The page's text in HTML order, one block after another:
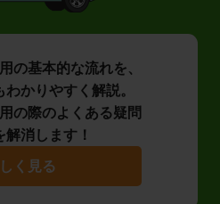
の基本的な流れを、
かりやすく解説。
の際のよくある疑問
消します！
く見る